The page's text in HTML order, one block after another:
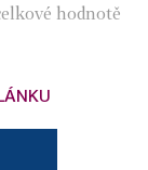
hodnotě